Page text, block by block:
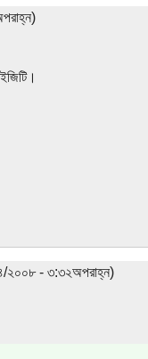
২০০৮ - ৩:৩২অপরাহ্ন)